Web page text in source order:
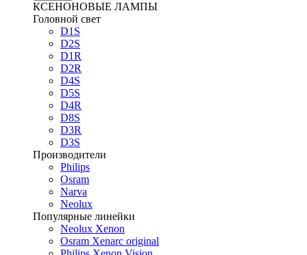
КСЕНОНОВЫЕ ЛАМПЫ
Головной свет
D1S
D2S
D1R
D2R
D4S
D5S
D4R
D8S
D3R
D3S
Производители
Philips
Osram
Narva
Neolux
Популярные линейки
Neolux Xenon
Osram Xenarc original